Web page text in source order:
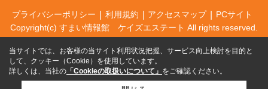
プライバシーポリシー 利用規約 アクセスマップ
PCサイト
Copyright(c) すまい情報館 ケイズエステート All rights reserved.
当サイトでは、お客様の当サイト利用状況把握、サービス向上検討を目的と
して、クッキー（Cookie）を使用しています。
詳しくは、当社の 「Cookieの取扱いについて」 をご確認ください。